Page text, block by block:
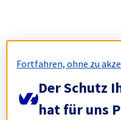
Fortfahren, ohne zu
Der Schutz
hat für uns